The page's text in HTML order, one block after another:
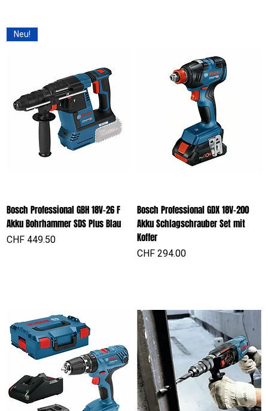
Neu!
Bosch Professional GBH 18V-26 F
Akku Bohrhammer SDS Plus Blau
Preis
CHF 449.50
Bosch Professional GDX 18V-200
Akku Schlagschrauber Set mit
Koffer
Preis
CHF 294.00